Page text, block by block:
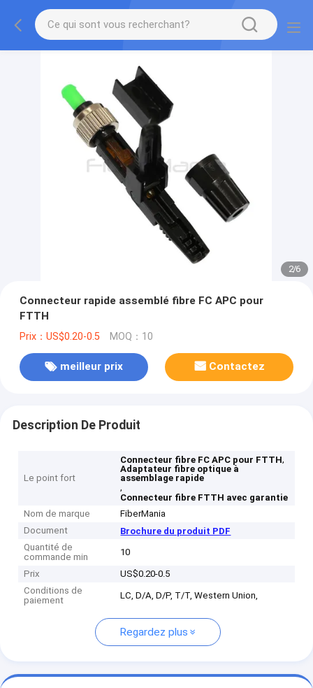
2/6
Connecteur rapide assemblé fibre FC APC pour
FTTH
Prix：US$0.20-0.5 MOQ：10
meilleur prix Contactez
Description De Produit
Le point fort
Connecteur fibre FC APC pour FTTH,
Adaptateur fibre optique à
assemblage rapide
,
Connecteur fibre FTTH avec garantie
Nom de marque
FiberMania
Document
Brochure du produit PDF
Quantité de
commande min
10
Prix
US$0.20-0.5
Conditions de
paiement
LC, D/A, D/P, T/T, Western Union,
Regardez plus